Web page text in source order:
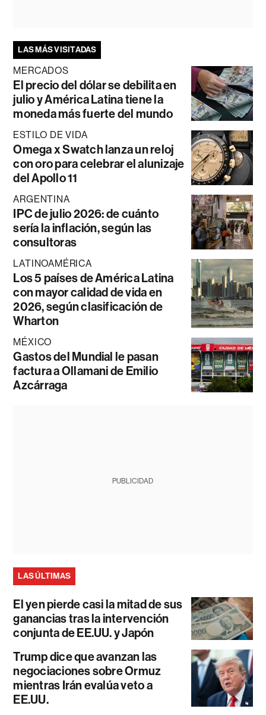
LAS MÁS VISITADAS
MERCADOS
El precio del dólar se debilita en
julio y América Latina tiene la
moneda más fuerte del mundo
ESTILO DE VIDA
Omega x Swatch lanza un reloj
con oro para celebrar el alunizaje
del Apollo 11
ARGENTINA
IPC de julio 2026: de cuánto
sería la inflación, según las
consultoras
LATINOAMÉRICA
Los 5 países de América Latina
con mayor calidad de vida en
2026, según clasificación de
Wharton
MÉXICO
Gastos del Mundial le pasan
factura a Ollamani de Emilio
Azcárraga
PUBLICIDAD
LAS ÚLTIMAS
El yen pierde casi la mitad de sus
ganancias tras la intervención
conjunta de EE.UU. y Japón
Trump dice que avanzan las
negociaciones sobre Ormuz
mientras Irán evalúa veto a
EE.UU.